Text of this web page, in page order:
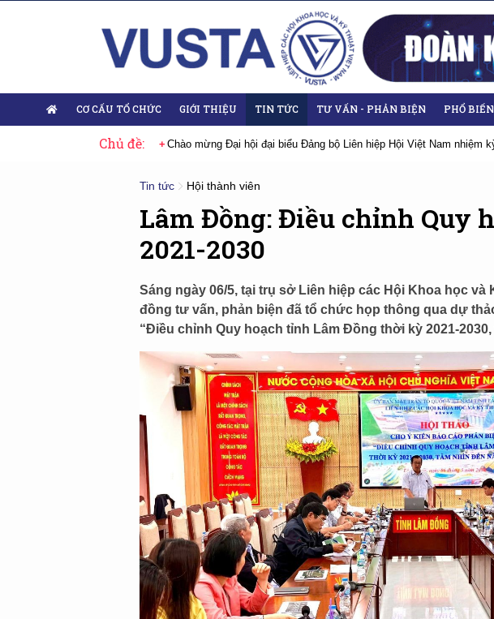
CƠ CẤU TỔ CHỨC GIỚI THIỆU TIN TỨC TƯ VẤN - PHẢN BIỆN PHỔ
Chủ đề:
hội lần thứ XIV của Đảng Chào mừng Đại hội đại biểu Đảng bộ Liên hiệp Hội Việt Nam nhiệm
Tin tức Hội thành viên
Lâm Đồng: Điều chỉnh Quy
2021-2030
Sáng ngày 06/5, tại trụ sở Liên hiệp các Hội Khoa học và
đồng tư vấn, phản biện đã tổ chức họp thông qua dự
“Điều chỉnh Quy hoạch tỉnh Lâm Đồng thời kỳ 2021-2030,